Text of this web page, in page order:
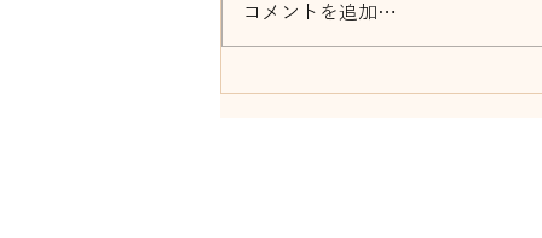
「忍者曲芸ショー＆修行体
コメントを追加…